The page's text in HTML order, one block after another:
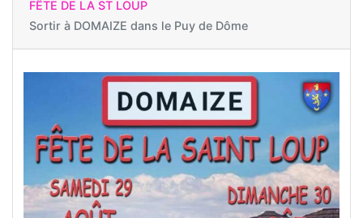
FÊTE DE LA ST LOUP
Sortir à DOMAIZE dans le Puy de Dôme